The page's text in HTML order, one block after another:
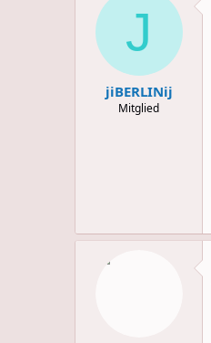
J
jiBERLINij
Mitglied